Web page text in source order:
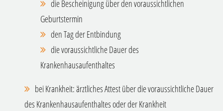
die Bescheinigung über den voraussichtlichen
Geburtstermin
den Tag der Entbindung
die voraussichtliche Dauer des
Krankenhausaufenthaltes
bei Krankheit: ärztliches Attest über die voraussichtliche Dauer
des Krankenhausaufenthaltes oder der Krankheit